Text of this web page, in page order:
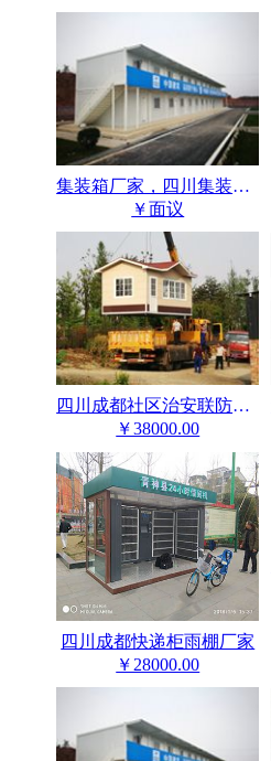
集装箱厂家，四川集装箱，成都集装箱活动房
￥面议
四川成都社区治安联防城管岗亭厂家
￥38000.00
四川成都快递柜雨棚厂家
￥28000.00